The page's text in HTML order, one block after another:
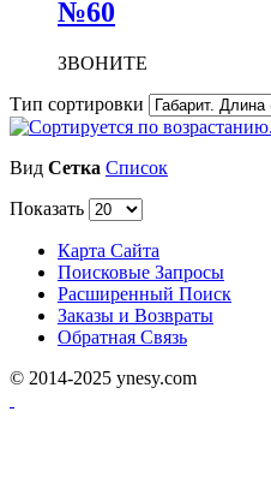
№60
ЗВОНИТЕ
Тип сортировки
Вид Сетка Список
Показать
Карта Сайта
Поисковые Запросы
Расширенный Поиск
Заказы и Возвраты
Обратная Связь
© 2014-2025 ynesy.com